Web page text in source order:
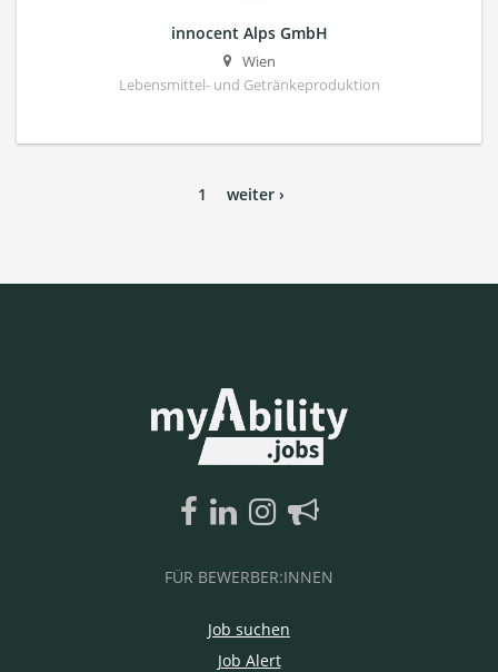
innocent Alps GmbH
Wien
Lebensmittel- und Getränkeproduktion
1 weiter ›
FÜR BEWERBER:INNEN
Job suchen
Job Alert